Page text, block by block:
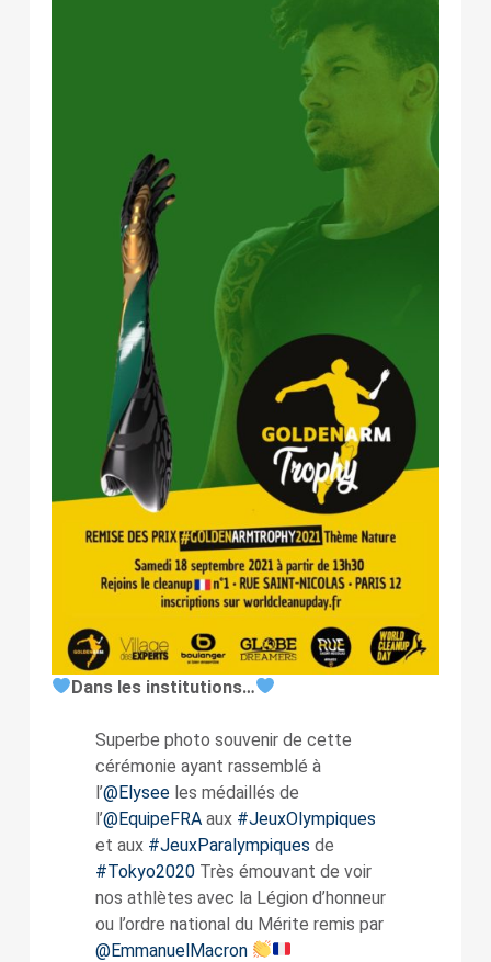
Dans les institutions…
Superbe photo souvenir de cette
cérémonie ayant rassemblé à
l’@Elyseeles médaillés de
l’@EquipeFRAaux #JeuxOlympiques
et aux #JeuxParalympiques de
#Tokyo2020Très émouvant de voir
nos athlètes avec la Légion d’honneur
ou l’ordre national du Mérite remis par
@EmmanuelMacron